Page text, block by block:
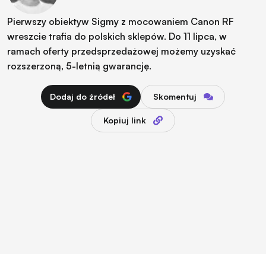
Pierwszy obiektyw Sigmy z mocowaniem Canon RF
wreszcie trafia do polskich sklepów. Do 11 lipca, w
ramach oferty przedsprzedażowej możemy uzyskać
rozszerzoną, 5-letnią gwarancję.
Dodaj do źródeł Skomentuj
Kopiuj link